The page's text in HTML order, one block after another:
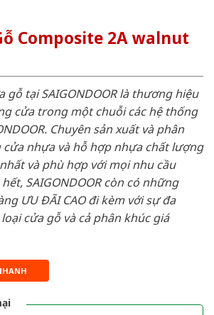
Composite 2A walnut
gỗ tại SAIGONDOOR là thương hiệu
cửa trong một chuỗi các hệ thống
Chuyên sản xuất và phân
nhựa và hỗ hợp nhựa chất lượng
và phù hợp với mọi nhu cầu
SAIGONDOOR còn có những
ƯU ĐÃI CAO đi kèm với sự đa
cửa gỗ và cả phân khúc giá